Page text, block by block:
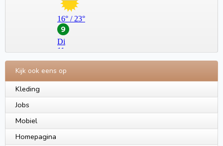
Kijk ook eens op
Kleding
Jobs
Mobiel
Homepagina